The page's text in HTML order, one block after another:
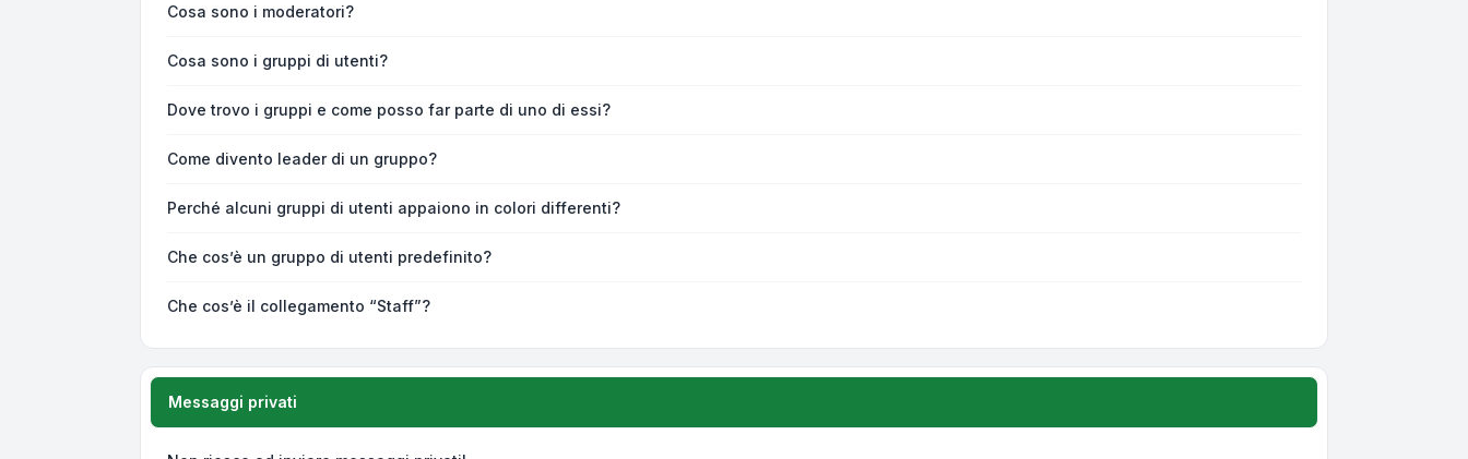
Cosa sono i moderatori?
Cosa sono i gruppi di utenti?
Dove trovo i gruppi e come posso far parte di uno di essi?
Come divento leader di un gruppo?
Perché alcuni gruppi di utenti appaiono in colori differenti?
Che cos’è un gruppo di utenti predefinito?
Che cos’è il collegamento “Staff”?
Messaggi privati